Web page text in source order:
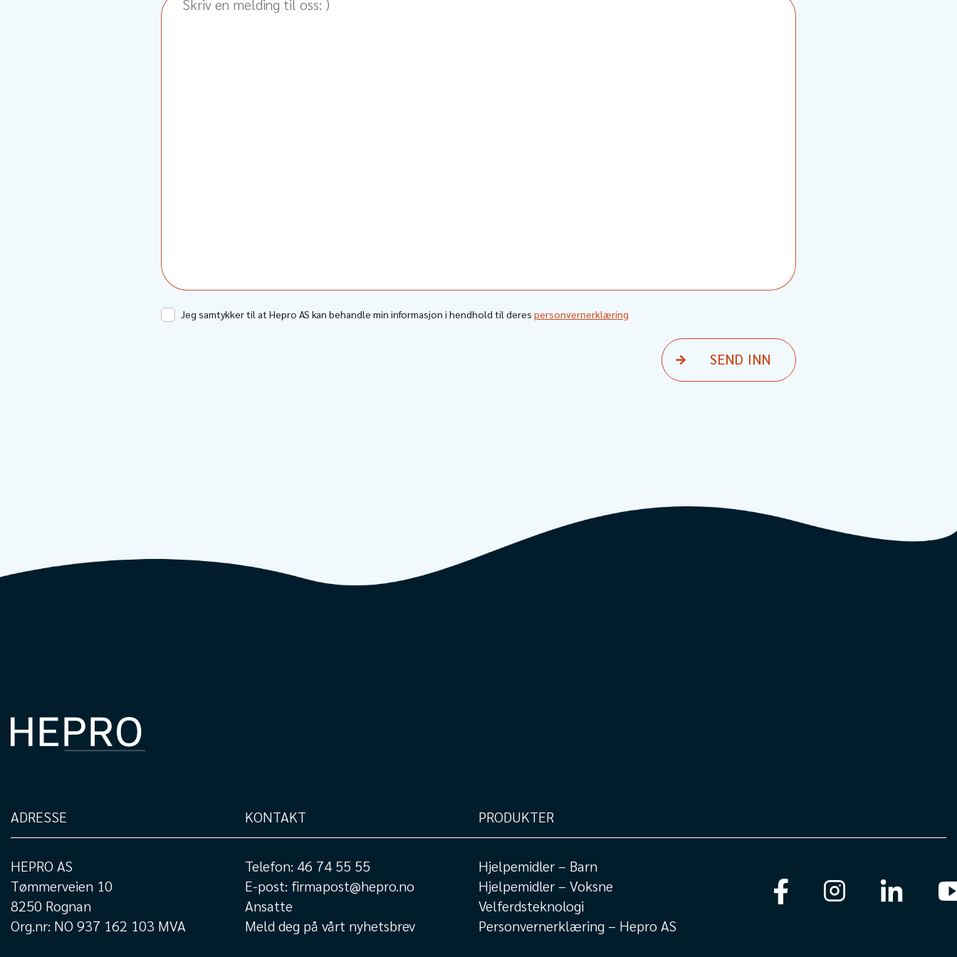
Jeg samtykker til at Hepro AS kan behandle min informasjon i hendhold til deres personvernerklæring
ADRESSE
HEPRO AS
Tømmerveien 10
8250 Rognan
Org.nr: NO 937 162 103 MVA
KONTAKT
Telefon: 46 74 55 55
E-post: firmapost@hepro.no
Ansatte
Meld deg på vårt nyhetsbrev
PRODUKTER
Hjelpemidler – Barn
Hjelpemidler – Voksne
Velferdsteknologi
Personvernerklæring – Hepro AS